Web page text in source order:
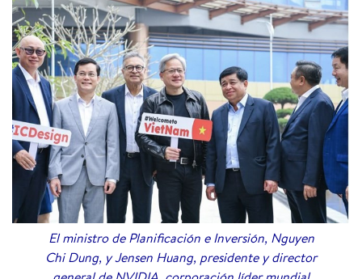
El ministro de Planificación e Inversión, Nguyen
Chi Dung, y Jensen Huang, presidente y director